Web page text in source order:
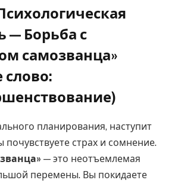
— Борьба с
самозванца»
планирования, наступит
почувствуете страх и сомнение.
— это неотъемлемая
перемены. Вы покидаете